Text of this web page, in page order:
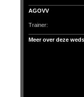
AGOVV
Trainer:
Meer over deze